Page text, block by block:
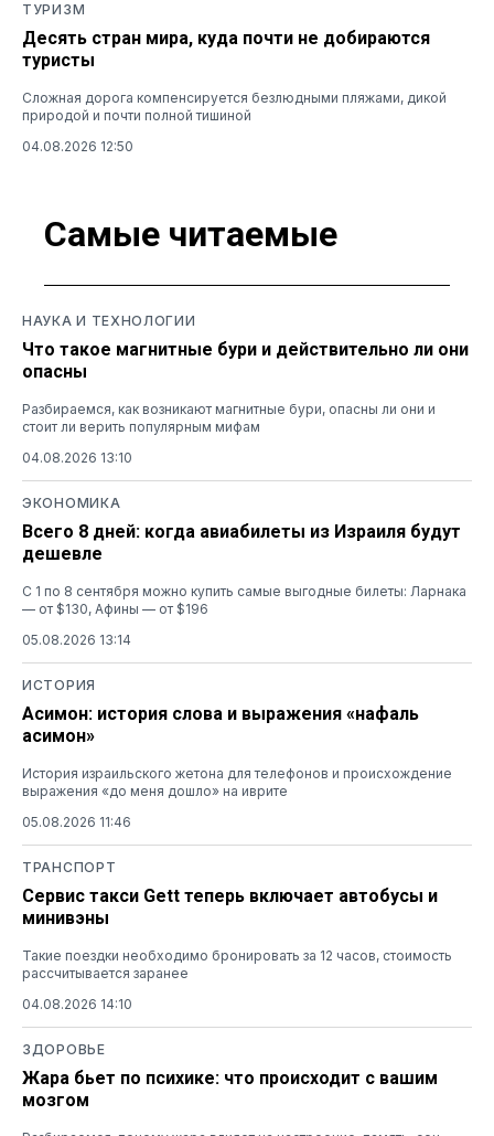
ТУРИЗМ
Десять стран мира, куда почти не добираются
туристы
Сложная дорога компенсируется безлюдными пляжами, дикой
природой и почти полной тишиной
04.08.2026 12:50
Самые читаемые
НАУКА И ТЕХНОЛОГИИ
Что такое магнитные бури и действительно ли они
опасны
Разбираемся, как возникают магнитные бури, опасны ли они и
стоит ли верить популярным мифам
04.08.2026 13:10
ЭКОНОМИКА
Всего 8 дней: когда авиабилеты из Израиля будут
дешевле
С 1 по 8 сентября можно купить самые выгодные билеты: Ларнака
— от $130, Афины — от $196
05.08.2026 13:14
ИСТОРИЯ
Асимон: история слова и выражения «нафаль
асимон»
История израильского жетона для телефонов и происхождение
выражения «до меня дошло» на иврите
05.08.2026 11:46
ТРАНСПОРТ
Сервис такси Gett теперь включает автобусы и
минивэны
Такие поездки необходимо бронировать за 12 часов, стоимость
рассчитывается заранее
04.08.2026 14:10
ЗДОРОВЬЕ
Жара бьет по психике: что происходит с вашим
мозгом